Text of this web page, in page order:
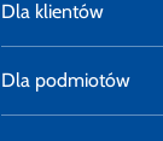
Dla klientów
Dla podmiotów